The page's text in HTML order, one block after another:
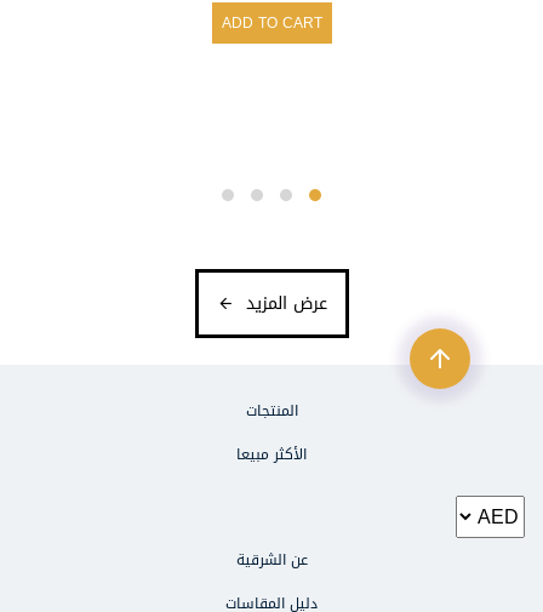
ADD TO CART
عرض المزيد
المنتجات
الأكثر مبيعا
عن الشرقية
دليل المقاسات